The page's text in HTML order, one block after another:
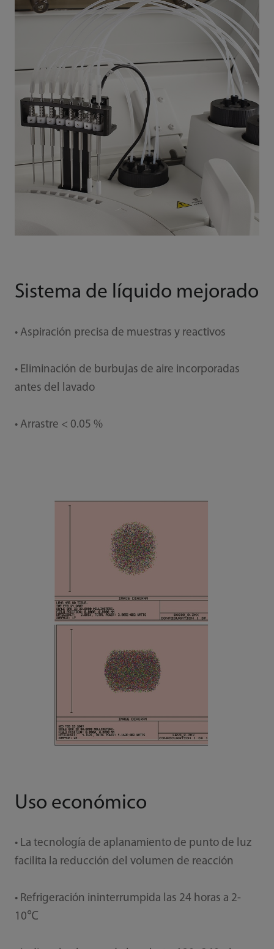
Sistema de líquido mejorado
• Aspiración precisa de muestras y reactivos
• Eliminación de burbujas de aire incorporadas
antes del lavado
• Arrastre < 0.05 %
Uso económico
• La tecnología de aplanamiento de punto de luz
facilita la reducción del volumen de reacción
• Refrigeración ininterrumpida las 24 horas a 2-
10℃